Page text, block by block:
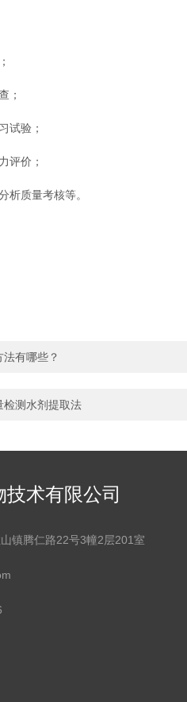
；
验；
价；
质量考核等。
有哪些？
检测水剂提取法
术有限公司
镇腾仁路22号3幢2层201室